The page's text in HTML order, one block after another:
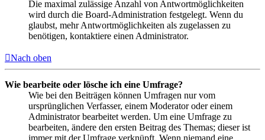
Die maximal zulässige Anzahl von Antwortmöglichkeiten
wird durch die Board-Administration festgelegt. Wenn du
glaubst, mehr Antwortmöglichkeiten als zugelassen zu
benötigen, kontaktiere einen Administrator.
Nach oben
Wie bearbeite oder lösche ich eine Umfrage?
Wie bei den Beiträgen können Umfragen nur vom
ursprünglichen Verfasser, einem Moderator oder einem
Administrator bearbeitet werden. Um eine Umfrage zu
bearbeiten, ändere den ersten Beitrag des Themas; dieser ist
immer mit der Umfrage verknüpft. Wenn niemand eine